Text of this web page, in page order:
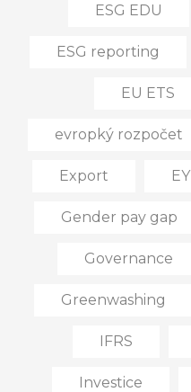
ESG EDU
ESG reporting
EU ETS
evropký rozpočet
Export EY
Gender pay gap
Governance
Greenwashing
IFRS
Investice